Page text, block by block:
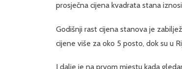
prosječna cijena kvadrata stana
Godišnji rast cijena stanova je
cijene više za oko 5 posto, dok su u
I dalje je na prvom mjestu kada